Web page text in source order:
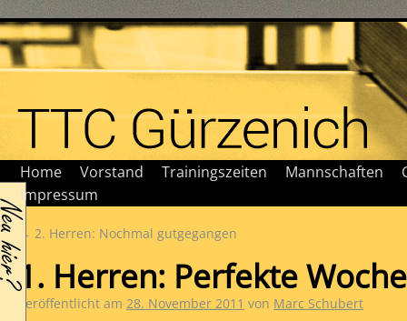
Home Vorstand Trainingszeiten Mannschaften
Impressum
← 2. Herren: Nochmal gutgegangen
1. Herren: Perfekte
Veröffentlicht am 28. November 2011 von Marc Schubert